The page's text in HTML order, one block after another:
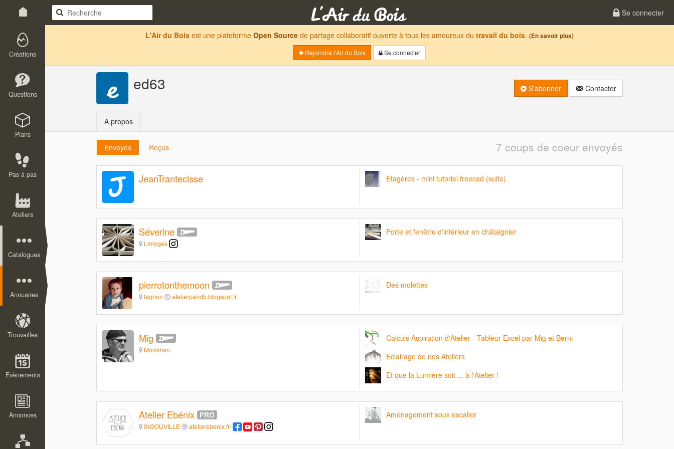
Se connecter
Créations
Questions
Plans
Pas à pas
Ateliers
Catalogues
Annuaires
Trouvailles
Evènements
Annonces
L'Air du Bois est une plateforme Open Source de partage collaboratif ouverte à tous les amoureux du travail du bois. (En savoir plus)
Rejoindre l'Air du Bois
Se connecter
ed63 S'abonner Contacter
A propos
Envoyés Reçus 7 coups de coeur envoyés
JeanTrantecisse Etagères - mini tutoriel freecad (suite)
Séverine
Limoges
Porte et fenêtre d'intérieur en châtaignier
pierrotonthemoon
tagnon atelierpandb.blogspot.fr
Des molettes
Mig
Morbihan
Calculs Aspiration d'Atelier - Tableur Excel par Mig et Berni
Eclairage de nos Ateliers
Et que la Lumière soit ... à l'Atelier !
Atelier Ebénix
INGOUVILLE atelierebenix.fr/
Aménagement sous escalier